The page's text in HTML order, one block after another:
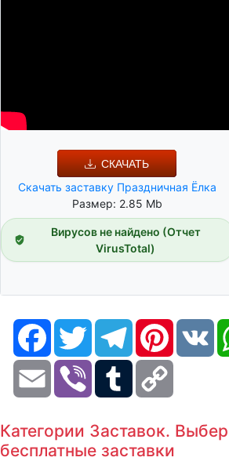
СКАЧАТЬ
Скачать заставку Праздничная Ёлка
Размер: 2.85 Mb
Вирусов не найдено (Отчет
VirusTotal)
FacebookTwitter TelegramPinterestVK
Email Viber Tumblr
Категории Заставок.
бесплатные заставки